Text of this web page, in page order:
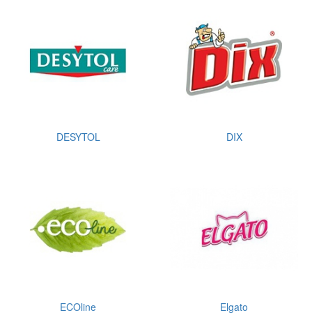
DESYTOL DIX
ECOline Elgato